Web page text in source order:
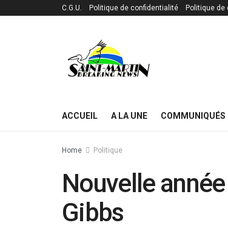
C.G.U. Politique de confidentialité Politique de
ACCUEIL A LA UNE COMMUNIQUÉS
Home Politique
Nouvelle
Gibbs